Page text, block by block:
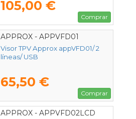
105,00 €
Comprar
APPROX - APPVFD01
Visor TPV Approx appVFD01/ 2
líneas/ USB
65,50 €
Comprar
APPROX - APPVFD02LCD